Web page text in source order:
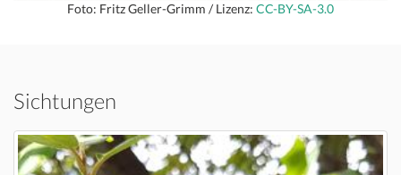
Foto: Fritz Geller-Grimm / Lizenz: CC-BY-SA-3.0
Sichtungen